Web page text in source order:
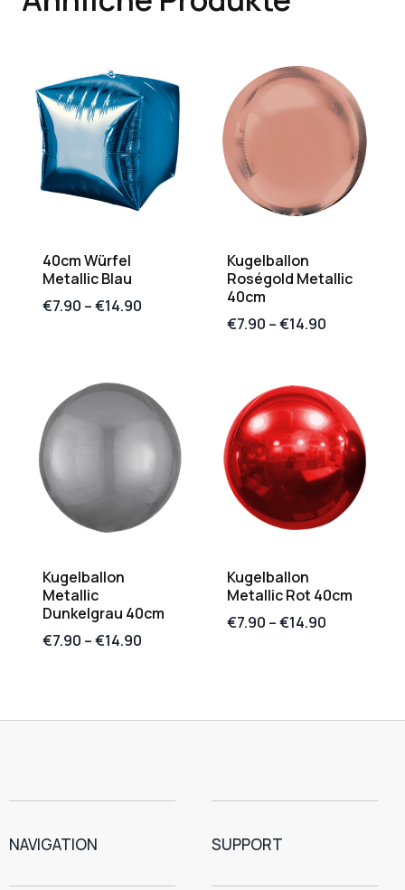
40cm Würfel
Metallic Blau
€7.90 –€14.90
Kugelballon
Roségold Metallic
40cm
€7.90 –€14.90
Kugelballon
Metallic
Dunkelgrau 40cm
€7.90 –€14.90
Kugelballon
Metallic Rot 40cm
€7.90 –€14.90
NAVIGATION SUPPORT